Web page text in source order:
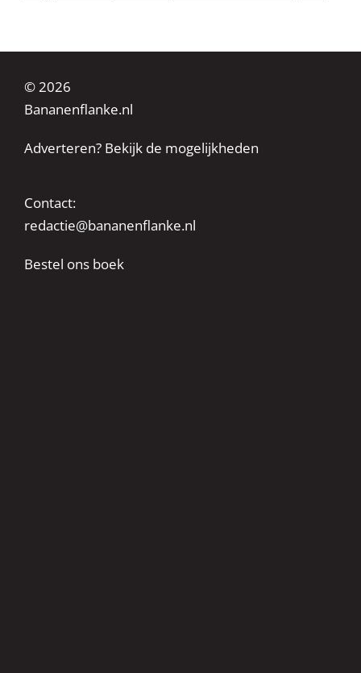
© 2026
Bananenflanke.nl
Adverteren? Bekijk de mogelijkheden
Contact:
redactie@bananenflanke.nl
Bestel ons boek